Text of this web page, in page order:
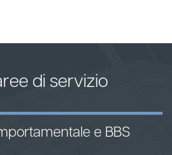
di servizio
e BBS